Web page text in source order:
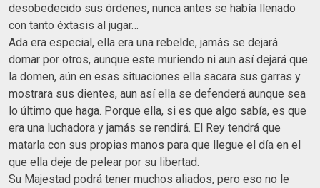
desobedecido sus órdenes, nunca antes se había llenado
con tanto éxtasis al jugar…
Ada era especial, ella era una rebelde, jamás se dejará
domar por otros, aunque este muriendo ni aun así dejará que
la domen, aún en esas situaciones ella sacara sus garras y
mostrara sus dientes, aun así ella se defenderá aunque sea
lo último que haga. Porque ella, si es que algo sabía, es que
era una luchadora y jamás se rendirá. El Rey tendrá que
matarla con sus propias manos para que llegue el día en el
que ella deje de pelear por su libertad.
Su Majestad podrá tener muchos aliados, pero eso no le